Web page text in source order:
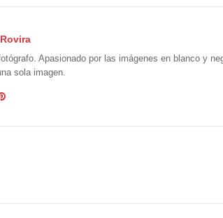
Apasionado por las imágenes en blanco y
sola imagen.